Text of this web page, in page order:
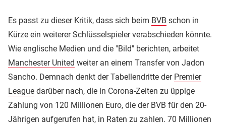
Es passt zu dieser Kritik, dass sich beim BVB schon in
Kürze ein weiterer Schlüsselspieler verabschieden könnte.
Wie englische Medien und die "Bild" berichten, arbeitet
Manchester United weiter an einem Transfer von Jadon
Sancho. Demnach denkt der Tabellendritte der Premier
League darüber nach, die in Corona-Zeiten zu üppige
Zahlung von 120 Millionen Euro, die der BVB für den 20-
Jährigen aufgerufen hat, in Raten zu zahlen. 70 Millionen